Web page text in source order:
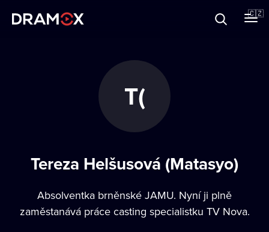
🇨🇿
T(
Tereza Helšusová (Matasyo)
Absolventka brněnské JAMU. Nyní ji plně
zaměstanává práce casting specialistku TV Nova.